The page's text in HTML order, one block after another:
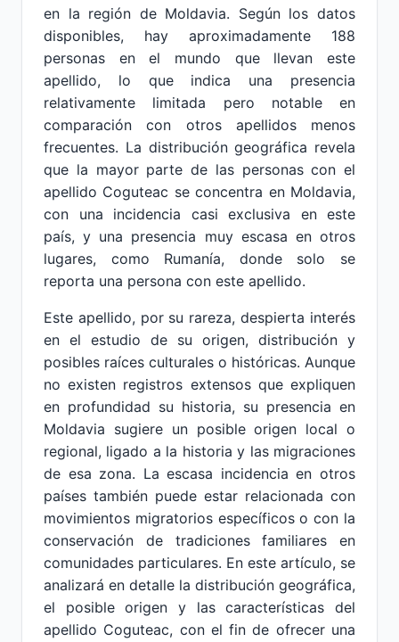
en la región de Moldavia. Según los datos
disponibles, hay aproximadamente 188
personas en el mundo que llevan este
apellido, lo que indica una presencia
relativamente limitada pero notable en
comparación con otros apellidos menos
frecuentes. La distribución geográfica revela
que la mayor parte de las personas con el
apellido Coguteac se concentra en Moldavia,
con una incidencia casi exclusiva en este
país, y una presencia muy escasa en otros
lugares, como Rumanía, donde solo se
reporta una persona con este apellido.
Este apellido, por su rareza, despierta interés
en el estudio de su origen, distribución y
posibles raíces culturales o históricas. Aunque
no existen registros extensos que expliquen
en profundidad su historia, su presencia en
Moldavia sugiere un posible origen local o
regional, ligado a la historia y las migraciones
de esa zona. La escasa incidencia en otros
países también puede estar relacionada con
movimientos migratorios específicos o con la
conservación de tradiciones familiares en
comunidades particulares. En este artículo, se
analizará en detalle la distribución geográfica,
el posible origen y las características del
apellido Coguteac, con el fin de ofrecer una